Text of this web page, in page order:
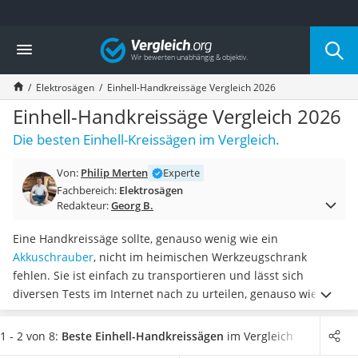
Die beliebtesten Vergleiche nach Kategorie
Baumarkt
Tresor feuerfest
Makita-Akku-Rasenmäher
Kappsäge
Smartes Türschloss
Akku-Rasentrimmer
Split-Klimaanlage 2 Innengeräte
Pelletofen
Tiefbrunnenpumpe
Fliesenschneider
Hochdruckreiniger
Doppelschleifer
Überwachungskamera
Benzinrasenmäher mit Elektrostart
Vergleich
Elektrosägen Einhell-Handkreissäge Vergleich 2026
Einhell-Handkreissäge Vergleich 2026
Die besten Einhell-Kreissägen im Vergleich.
Von: Philip Merten
Experte
Fachbereich: Elektrosägen
Redakteur:Georg B.
Eine Handkreissäge sollte, genauso wenig wie ein
Akkuschrauber, nicht im heimischen Werkzeugschrank
fehlen. Sie ist einfach zu transportieren und lässt sich
diversen Tests im Internet nach zu urteilen, genauso wie
Tischkreissägen,mit praktischen Führungsschienen
kombinieren. Für maximalen Komfort beim mobilen Arbeiten
1 - 2 von 8: Beste Einhell-Handkreissägen im Vergleich